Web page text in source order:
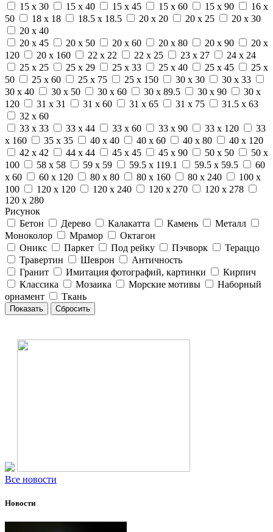
15 x 30
15 x 40 15 x 45 15 x 60 15 x 90
16 x
50
18 x 18 18.5 x 18.5 20 x 20 20 x 25
20 x 30
20 x 40
20 x 45
20 x 50 20 x 60 20 x 80 20 x 90
20 x
120
20 x 160 22 x 22 22 x 25 23 x 27
24 x 24
25 x 25
25 x 29 25 x 33 25 x 40 25 x 45
25 x
50
25 x 60 25 x 75 25 x 150 30 x 30
30 x 33
30 x 40
30 x 50 30 x 60 30 x 89.5 30 x 90
30 x
120
31 x 31 31 x 60 31 x 65 31 x 75
31.5 x 63
32 x 60
33 x 33
33 x 44 33 x 60 33 x 90 33 x 120
33
x 160
35 x 35 40 x 40 40 x 60 40 x 80
40 x 120
42 x 42
44 x 44 45 x 45 45 x 90 50 x 50
50 x
100
58 x 58 59 x 59 59.5 x 119.1 59.5 x 59.5
60
x 60
60 x 120 80 x 80 80 x 160 80 x 240
100 x
100
120 x 120 120 x 240 120 x 270
120 x 278
120 x 280
Рисунок
Бетон
Дерево Калакатта Камень
Металл
Моноколор
Мрамор
Октагон
Оникс
Паркет Под рейку Пэчворк
Тераццо
Травертин
Шеврон
Античность
Гранит
Имитация фотографий, картинки
Кирпич
Классика
Мозаика Морские мотивы
Наборный
орнамент
Ткань
Все новости
Новости